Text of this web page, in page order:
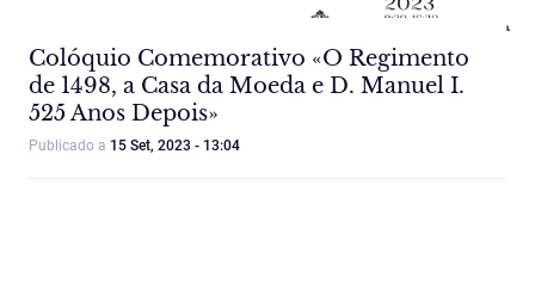
Colóquio Comemorativo «O Regimento
de 1498, a Casa da Moeda e D. Manuel I.
525 Anos Depois»
Publicado a 15 Set, 2023 - 13:04